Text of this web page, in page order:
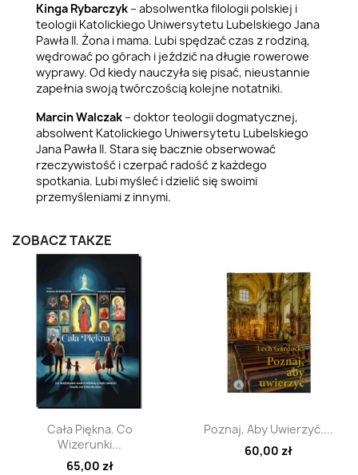
Kinga Rybarczyk– absolwentka filologii polskiej i
teologii Katolickiego Uniwersytetu Lubelskiego Jana
Pawła II. Żona i mama. Lubi spędzać czas z rodziną,
wędrować po górach i jeździć na długie rowerowe
wyprawy. Od kiedy nauczyła się pisać, nieustannie
zapełnia swoją twórczością kolejne notatniki.
Marcin Walczak– doktor teologii dogmatycznej,
absolwent Katolickiego Uniwersytetu Lubelskiego
Jana Pawła II. Stara się bacznie obserwować
rzeczywistość i czerpać radość z każdego
spotkania. Lubi myśleć i dzielić się swoimi
przemyśleniami z innymi.
ZOBACZ TAKŻE
Szybki podgląd
Cała Piękna. Co
Wizerunki...
65,00 zł
Szybki podgląd
Poznaj, Aby Uwierzyć....
60,00 zł